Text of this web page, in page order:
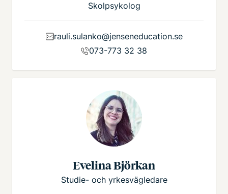
Skolpsykolog
rauli.sulanko@jenseneducation.se
073-773 32 38
Evelina Björkan
Studie- och yrkesvägledare